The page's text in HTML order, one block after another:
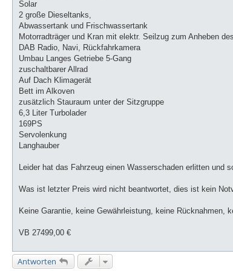
Solar
2 große Dieseltanks,
Abwassertank und Frischwassertank
Motorradträger und Kran mit elektr. Seilzug zum Anheben
DAB Radio, Navi, Rückfahrkamera
Umbau Langes Getriebe 5-Gang
zuschaltbarer Allrad
Auf Dach Klimagerät
Bett im Alkoven
zusätzlich Stauraum unter der Sitzgruppe
6,3 Liter Turbolader
169PS
Servolenkung
Langhauber
Leider hat das Fahrzeug einen Wasserschaden erlitten und
Was ist letzter Preis wird nicht beantwortet, dies ist kein
Keine Garantie, keine Gewährleistung, keine Rücknahmen,
VB 27499,00 €
Antworten